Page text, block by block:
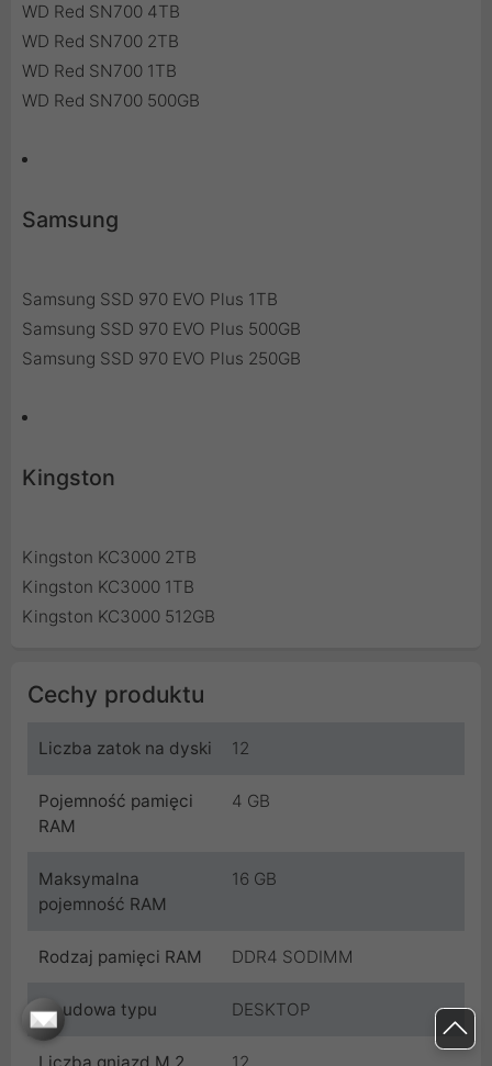
WD Red SN700 4TB
WD Red SN700 2TB
WD Red SN700 1TB
WD Red SN700 500GB
Samsung
Samsung SSD 970 EVO Plus 1TB
Samsung SSD 970 EVO Plus 500GB
Samsung SSD 970 EVO Plus 250GB
Kingston
Kingston KC3000 2TB
Kingston KC3000 1TB
Kingston KC3000 512GB
Cechy produktu
Liczba zatok na dyski 12
Pojemność pamięci
RAM
4 GB
Maksymalna
pojemność RAM
16 GB
Rodzaj pamięci RAM DDR4 SODIMM
Obudowa typu DESKTOP